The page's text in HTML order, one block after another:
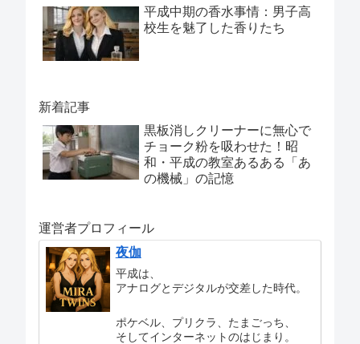
平成中期の香水事情：男子高
校生を魅了した香りたち
新着記事
黒板消しクリーナーに無心で
チョーク粉を吸わせた！昭
和・平成の教室あるある「あ
の機械」の記憶
運営者プロフィール
夜伽
平成は、
アナログとデジタルが交差した時代。
ポケベル、プリクラ、たまごっち、
そしてインターネットのはじまり。